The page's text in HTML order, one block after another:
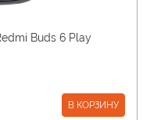
Buds 6 Play
В КОРЗИНУ